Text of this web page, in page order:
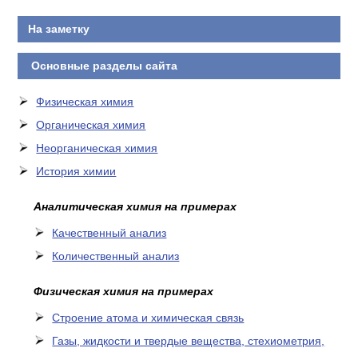
На заметку
Основные разделы сайта
Физическая химия
Органическая химия
Неорганическая химия
История химии
Аналитическая химия на примерах
Качественный анализ
Количественный анализ
Физическая химия на примерах
Cтроение атома и химическая связь
Газы, жидкости и твердые вещества, стехиометрия,